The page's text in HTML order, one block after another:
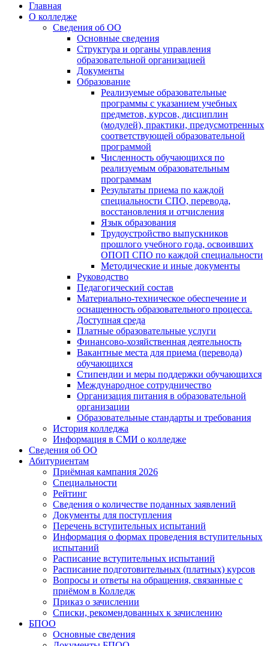
Главная
О колледже
Сведения об ОО
Основные сведения
Структура и органы управления
образовательной организацией
Документы
Образование
Реализуемые образовательные
программы с указанием учебных
предметов, курсов, дисциплин
(модулей), практики, предусмотренных
соответствующей образовательной
программой
Численность обучающихся по
реализуемым образовательным
программам
Результаты приема по каждой
специальности СПО, перевода,
восстановления и отчисления
Язык образования
Трудоустройство выпускников
прошлого учебного года, освоивших
ОПОП СПО по каждой специальности
Методические и иные документы
Руководство
Педагогический состав
Материально-техническое обеспечение и
оснащенность образовательного процесса.
Доступная среда
Платные образовательные услуги
Финансово-хозяйственная деятельность
Вакантные места для приема (перевода)
обучающихся
Стипендии и меры поддержки обучающихся
Международное сотрудничество
Организация питания в образовательной
организации
Образовательные стандарты и требования
История колледжа
Информация в СМИ о колледже
Сведения об ОО
Абитуриентам
Приёмная кампания 2026
Специальности
Рейтинг
Сведения о количестве поданных заявлений
Документы для поступления
Перечень вступительных испытаний
Информация о формах проведения вступительных
испытаний
Расписание вступительных испытаний
Расписание подготовительных (платных) курсов
Вопросы и ответы на обращения, связанные с
приёмом в Колледж
Приказ о зачислении
Списки, рекомендованных к зачислению
БПОО
Основные сведения